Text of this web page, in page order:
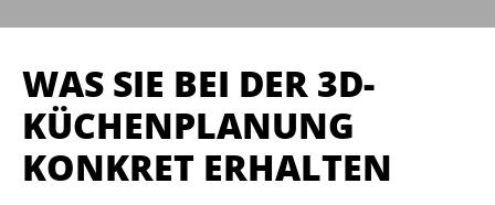
WAS SIE BEI DER 3D-
KÜCHENPLANUNG
KONKRET ERHALTEN